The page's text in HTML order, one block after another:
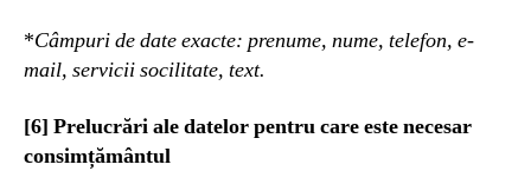
*Câmpuri de date exacte: prenume, nume, telefon, e-
mail, servicii socilitate, text.
[6] Prelucrări ale datelor pentru care este necesar
consimțământul